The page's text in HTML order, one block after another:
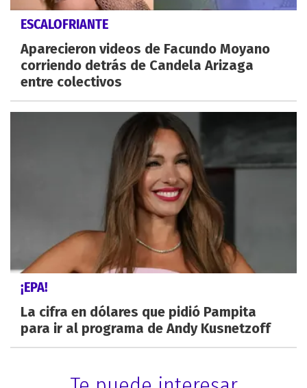
ESCALOFRIANTE
Aparecieron videos de Facundo Moyano
corriendo detrás de Candela Arizaga
entre colectivos
¡EPA!
La cifra en dólares que pidió Pampita
para ir al programa de Andy Kusnetzoff